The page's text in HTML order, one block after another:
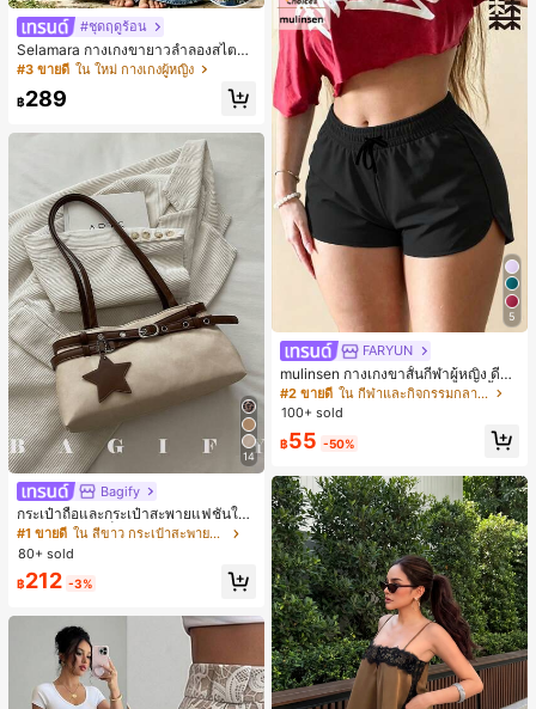
#ชุดฤดูร้อน
Selamara กางเกงขายาวลำลองสไตล์โ
บฮีเมียนสำหรับพักผ่อน สีกากี ผิวสัมผัส
มีเท็กซ์เจอร์ เอวสูงทรงหลวม เอวยางยืด
พร้อมเชือกรูด ทรงขาตรงทิ้งตัว ขากว้า
ดินทาง
#3 ขายดี ใน ใหม่ กางเกงผู้หญิง
฿289
14
Bagify
กระเป๋าถือและกระเป๋าสะพายแฟชั่นให
ม่ ตกแต่งด้วยเข็มขัด เหมาะสำหรับงาน
ปาร์ตี้ การรวมตัว การออกไปข้างนอก ก
ารท่องเที่ยว การช้อปปิ้ง และการใช้งาน
ประจำวัน สามารถเก็บเหรียญ โทรศัพท์
เหมาะสำหรับกระเป๋าทำงานของพนักง
านออฟฟิศ นักศึกษามหาวิทยาลัย และ
พนักงานออฟฟิศ กระเป๋าผู้หญิงที่หรูหรา
#1 ขายดี
ใน สีขาว กระเป๋าสะพายผู้หญิง
80+ sold
฿212 -3%
5
FARYUN
mulinsen กางเกงขาสั้นกีฬาผู้หญิง ดีไซ
น์ปลายเปิด เอวยืดหยุ่น กางเกงขาสั้น
ลำลองกีฬาฤดูร้อน ความยาว 3/4
#2 ขายดี
ใน กีฬาและกิจกรรมกลางแจ้ง
100+ sold
฿55 -50%